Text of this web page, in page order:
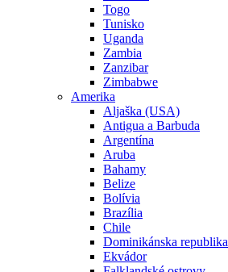
Togo
Tunisko
Uganda
Zambia
Zanzibar
Zimbabwe
Amerika
Aljaška (USA)
Antigua a Barbuda
Argentína
Aruba
Bahamy
Belize
Bolívia
Brazília
Chile
Dominikánska republika
Ekvádor